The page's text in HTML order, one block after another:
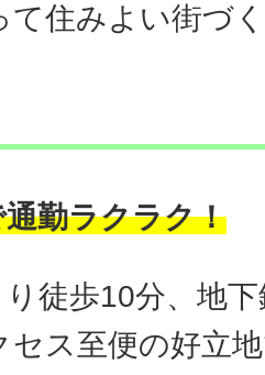
て住みよい街づ
勤ラクラク！
徒歩10分、地
セス至便の好立